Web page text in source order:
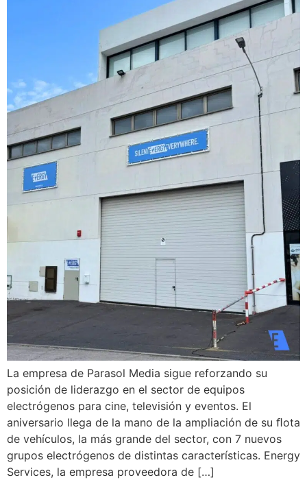
La empresa de Parasol Media sigue reforzando su
posición de liderazgo en el sector de equipos
electrógenos para cine, televisión y eventos. El
aniversario llega de la mano de la ampliación de su ﬂota
de vehículos, la más grande del sector, con 7 nuevos
grupos electrógenos de distintas características. Energy
Services, la empresa proveedora de […]